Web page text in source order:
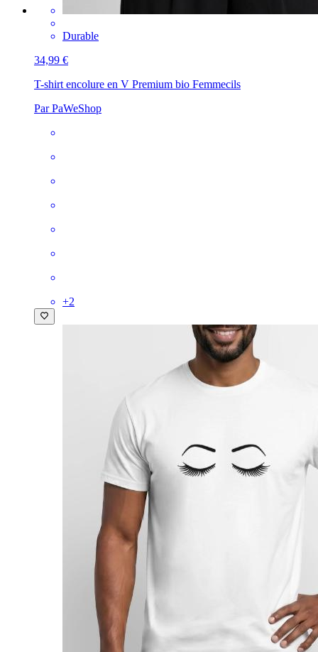
Durable
34,99 €
T-shirt encolure en V Premium bio Femmecils
Par PaWeShop
+2